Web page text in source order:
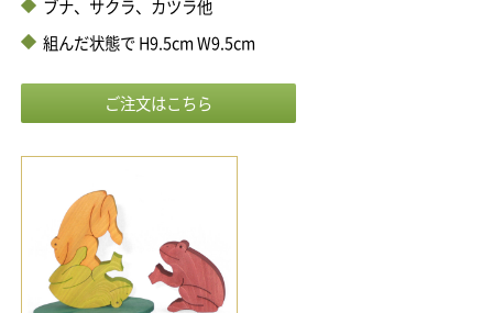
ブナ、サクラ、カツラ他
組んだ状態で H9.5cm W9.5cm